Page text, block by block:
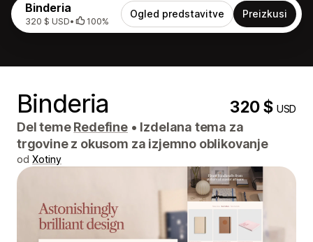
Binderia
320 $ USD• 100%
Ogled predstavitve Preizkusi
Binderia 320 $USD
Del temeRedefine • Izdelana tema za
trgovine z okusom za izjemno oblikovanje
od Xotiny